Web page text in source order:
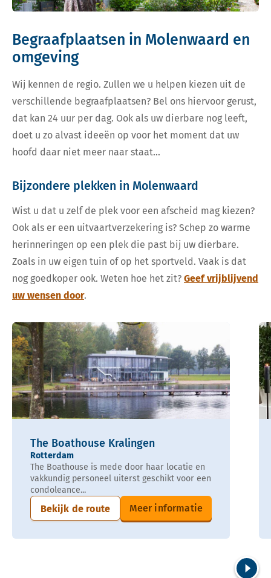
Begraafplaatsen in Molenwaard en
omgeving
Wij kennen de regio. Zullen we u helpen kiezen uit de
verschillende begraafplaatsen? Bel ons hiervoor gerust,
dat kan 24 uur per dag. Ook als uw dierbare nog leeft,
doet u zo alvast ideeën op voor het moment dat uw
hoofd daar niet meer naar staat…
Bijzondere plekken in Molenwaard
Wist u dat u zelf de plek voor een afscheid mag kiezen?
Ook als er een uitvaartverzekering is? Schep zo warme
herinneringen op een plek die past bij uw dierbare.
Zoals in uw eigen tuin of op het sportveld. Vaak is dat
nog goedkoper ook. Weten hoe het zit? Geef vrijblijvend
uw wensen door.
The Boathouse Kralingen
Rotterdam
The Boathouse is mede door haar locatie en
vakkundig personeel uiterst geschikt voor een
condoleance...
Bekijk de route Meer informatie